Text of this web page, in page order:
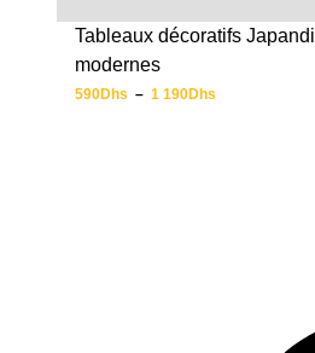
Tableaux décoratifs Japandi
modernes
590Dhs – 1 190Dhs